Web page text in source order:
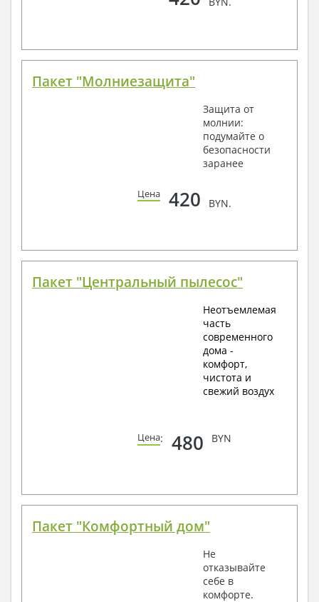
Пакет "Молниезащита"
Защита от
молнии:
подумайте о
безопасности
заранее
Цена 420 BYN.
Пакет "Центральный пылесос"
Неотъемлемая
часть
современного
дома -
комфорт,
чистота и
свежий воздух
Цена: 480 BYN
Пакет "Комфортный дом"
Не
отказывайте
себе в
комфорте.